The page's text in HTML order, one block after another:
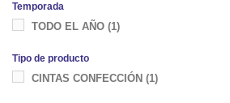
Azul Marino
Temporada
TODO EL AÑO (1)
Tipo de producto
CINTAS CONFECCIÓN (1)